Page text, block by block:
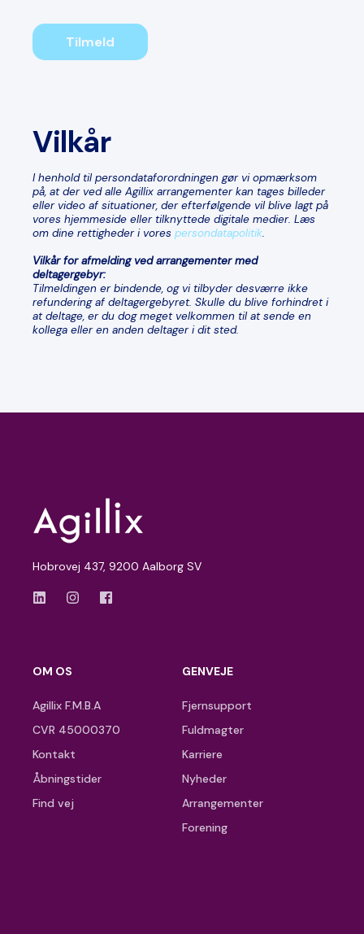
Tilmeld
Vilkår
I henhold til persondataforordningen gør vi opmærksom
på, at der ved alle Agillix arrangementer kan tages billeder
eller video af situationer, der efterfølgende vil blive lagt på
vores hjemmeside eller tilknyttede digitale medier. Læs
om dine rettigheder i vores persondatapolitik.
Vilkår for afmelding ved arrangementer med
deltagergebyr:
Tilmeldingen er bindende, og vi tilbyder desværre ikke
refundering af deltagergebyret. Skulle du blive forhindret i
at deltage, er du dog meget velkommen til at sende en
kollega eller en anden deltager i dit sted.
Hobrovej 437, 9200 Aalborg SV
OM OS
Agillix F.M.B.A
CVR 45000370
Kontakt
Åbningstider
Find vej
GENVEJE
Fjernsupport
Fuldmagter
Karriere
Nyheder
Arrangementer
Forening